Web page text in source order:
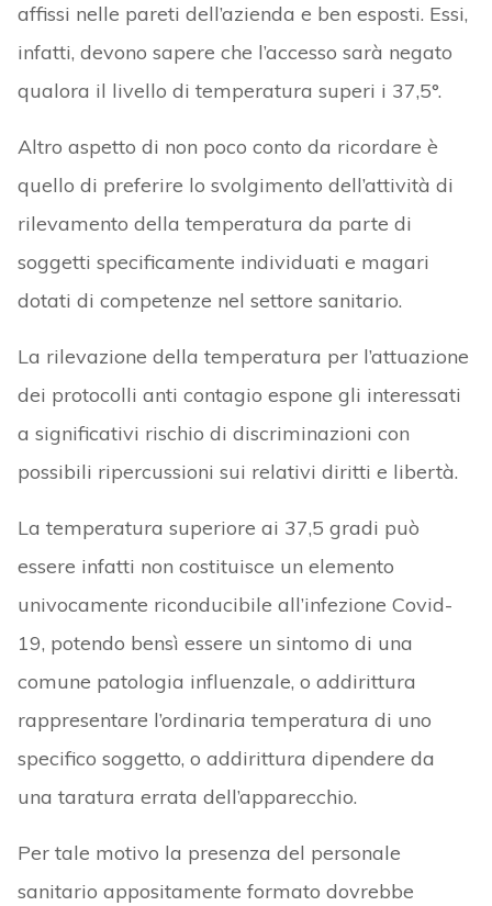
affissi nelle pareti dell’azienda e ben esposti. Essi,
infatti, devono sapere che l’accesso sarà negato
qualora il livello di temperatura superi i 37,5°.
Altro aspetto di non poco conto da ricordare è
quello di preferire lo svolgimento dell’attività di
rilevamento della temperatura da parte di
soggetti specificamente individuati e magari
dotati di competenze nel settore sanitario.
La rilevazione della temperatura per l’attuazione
dei protocolli anti contagio espone gli interessati
a significativi rischio di discriminazioni con
possibili ripercussioni sui relativi diritti e libertà.
La temperatura superiore ai 37,5 gradi può
essere infatti non costituisce un elemento
univocamente riconducibile all’infezione Covid-
19, potendo bensì essere un sintomo di una
comune patologia influenzale, o addirittura
rappresentare l’ordinaria temperatura di uno
specifico soggetto, o addirittura dipendere da
una taratura errata dell’apparecchio.
Per tale motivo la presenza del personale
sanitario appositamente formato dovrebbe